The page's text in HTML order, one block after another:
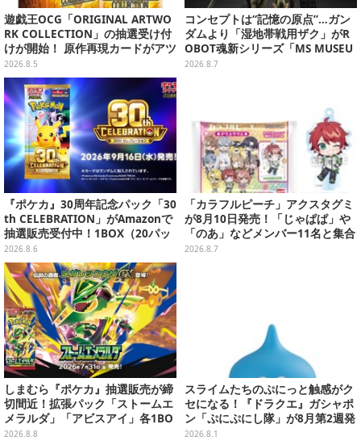
遊戯王OCG「ORIGINAL ARTWO
RK COLLECTION」の抽選受け付
けが開始！ 原作再現カードがアツ
いスペシャルパック
2026.8.5
コンセプトは“記憶の原点”…ガン
ダムより「湿地帯戦用ザク」がR
OBOT魂新シリーズ「MS MUSEU
M」で商品化！博物館イメージの
2026.8.7
『ポケカ』30周年記念パック「30
th CELEBRATION」がAmazonで
抽選販売受付中！1BOX（20パッ
ク入り）
2026.8.6
「カラフルピーチ」アクスタグミ
が8月10日発売！「じゃぱぱ」や
「のあ」などメンバー11名と集合
デザイン全15種、ボールチェーン
2026.8.7
しまむら『ポケカ』抽選販売が締
切間近！拡張パック「ストームエ
メラルダ」「アビスアイ」各1BO
Xをラインナップ
2026.8.8
スライムたちのぷにっと触感がク
セになる！『ドラクエ』ガシャポ
ン「ぷにぷにし隊」が8月第2週発
売―全4種ではぐれメタルは固め
2026.8.1